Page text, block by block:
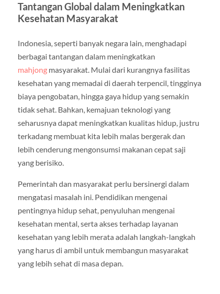
Tantangan Global dalam Meningkatkan
Kesehatan Masyarakat
Indonesia, seperti banyak negara lain, menghadapi
berbagai tantangan dalam meningkatkan
mahjongmasyarakat. Mulai dari kurangnya fasilitas
kesehatan yang memadai di daerah terpencil, tingginya
biaya pengobatan, hingga gaya hidup yang semakin
tidak sehat. Bahkan, kemajuan teknologi yang
seharusnya dapat meningkatkan kualitas hidup, justru
terkadang membuat kita lebih malas bergerak dan
lebih cenderung mengonsumsi makanan cepat saji
yang berisiko.
Pemerintah dan masyarakat perlu bersinergi dalam
mengatasi masalah ini. Pendidikan mengenai
pentingnya hidup sehat, penyuluhan mengenai
kesehatan mental, serta akses terhadap layanan
kesehatan yang lebih merata adalah langkah-langkah
yang harus di ambil untuk membangun masyarakat
yang lebih sehat di masa depan.